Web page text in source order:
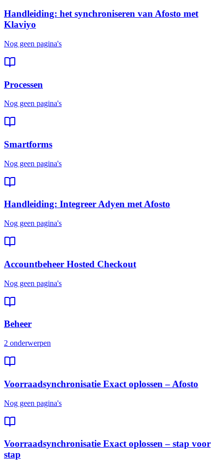
Handleiding: het synchroniseren van Afosto met
Klaviyo
Nog geen pagina's
Processen
Nog geen pagina's
Smartforms
Nog geen pagina's
Handleiding: Integreer Adyen met Afosto
Nog geen pagina's
Accountbeheer Hosted Checkout
Nog geen pagina's
Beheer
2 onderwerpen
Voorraadsynchronisatie Exact oplossen – Afosto
Nog geen pagina's
Voorraadsynchronisatie Exact oplossen – stap voor
stap